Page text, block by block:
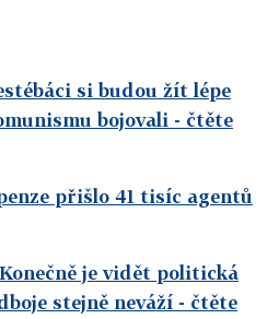
si budou žít lépe
bojovali - čtěte
přišlo 41 tisíc agentů
je vidět politická
stejně neváží - čtěte